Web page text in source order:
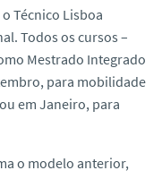
Técnico Lisboa
Todos os cursos –
Mestrado Integrado
para mobilidade
em Janeiro, para
o modelo anterior,